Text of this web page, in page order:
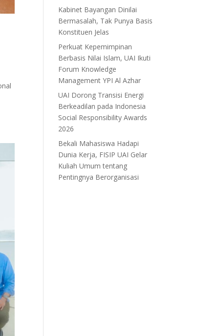
Kabinet Bayangan Dinilai
Bermasalah, Tak Punya Basis
Konstituen Jelas
Perkuat Kepemimpinan
Berbasis Nilai Islam, UAI Ikuti
Forum Knowledge
Management YPI Al Azhar
UAI Dorong Transisi Energi
Berkeadilan pada Indonesia
Social Responsibility Awards
2026
Bekali Mahasiswa Hadapi
Dunia Kerja, FISIP UAI Gelar
Kuliah Umum tentang
Pentingnya Berorganisasi